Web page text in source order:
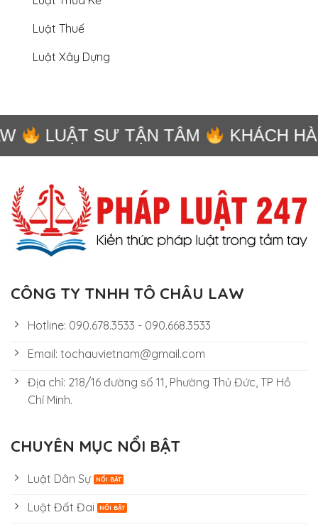
Luật Thuế
Luật Xây Dựng
LUẬT SƯ TẬN TÂM KHÁCH
CÔNG TY TNHH TÔ CHÂU LAW
Hotline: 090.678.3533 - 090.668.3533
Email: tochauvietnam@gmail.com
Địa chỉ: 218/16 đường số 11, Phường Thủ Đức, TP Hồ
Chí Minh.
CHUYÊN MỤC NỔI BẬT
Luật Dân Sự
Luật Đất Đai